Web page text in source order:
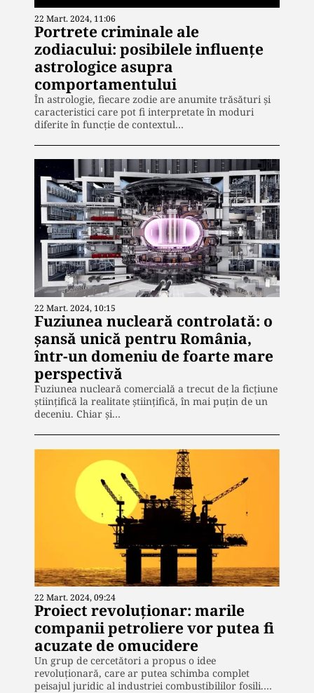
22 Mart. 2024, 11:06
Portrete criminale ale
zodiacului: posibilele influențe
astrologice asupra
comportamentului
În astrologie, fiecare zodie are anumite trăsături și
caracteristici care pot fi interpretate în moduri
diferite în funcție de contextul…
22 Mart. 2024, 10:15
Fuziunea nucleară controlată: o
șansă unică pentru România,
într-un domeniu de foarte mare
perspectivă
Fuziunea nucleară comercială a trecut de la ficțiune
științifică la realitate științifică, în mai puțin de un
deceniu. Chiar și…
22 Mart. 2024, 09:24
Proiect revoluționar: marile
companii petroliere vor putea fi
acuzate de omucidere
Un grup de cercetători a propus o idee
revoluționară, care ar putea schimba complet
peisajul juridic al industriei combustibililor fosili.…